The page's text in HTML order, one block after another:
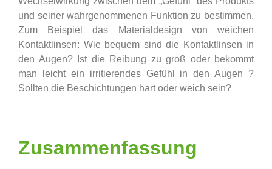
und seiner wahrgenommenen Funktion zu bestimmen.
Zum Beispiel das Materialdesign von weichen
Kontaktlinsen: Wie bequem sind die Kontaktlinsen in
den Augen? Ist die Reibung zu groß oder bekommt
man leicht ein irritierendes Gefühl in den Augen ?
Sollten die Beschichtungen hart oder weich sein?
Zusammenfassung